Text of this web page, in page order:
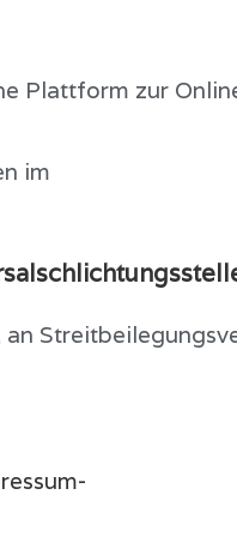
Plattform zur
im